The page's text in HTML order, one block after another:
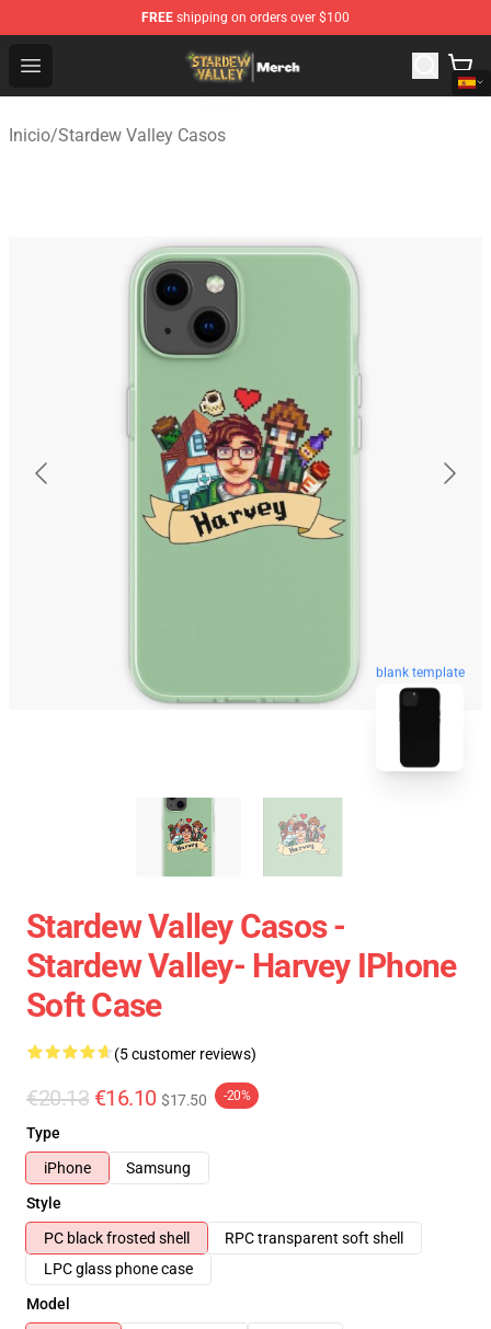
FREE shipping on orders over $100
Open menu
Stardew Valley Store - Official Stardew Valley
Inicio/Stardew Valley Casos
blank template
Stardew Valley Casos -
Stardew Valley- Harvey IPhone
Soft Case
(5 customer reviews)
€20.13 €16.10 $17.50 -20%
Type
iPhone
Samsung
Style
PC black frosted shell
RPC transparent soft shell
LPC glass phone case
Model